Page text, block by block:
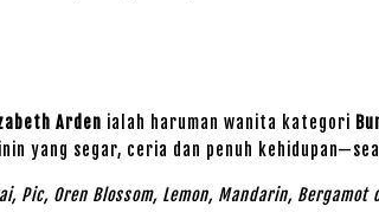
Arden ialah haruman wanita kategori
yang segar, ceria dan penuh
Pic, Oren Blossom, Lemon, Mandarin, Bergamot